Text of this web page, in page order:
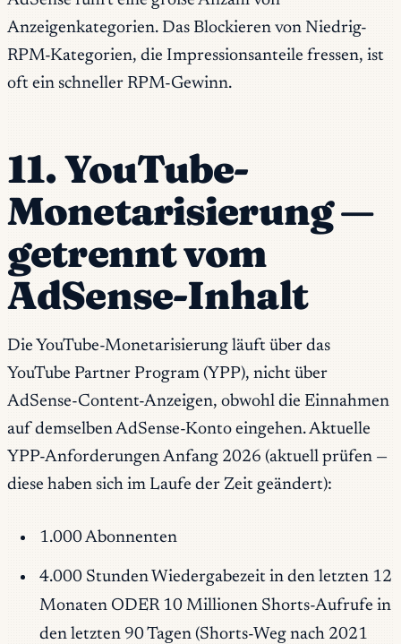
Anzeigenkategorien. Das Blockieren von Niedrig-
RPM-Kategorien, die Impressionsanteile fressen, ist
oft ein schneller RPM-Gewinn.
11. YouTube-
Monetarisierung —
getrennt vom
AdSense-Inhalt
Die YouTube-Monetarisierung läuft über das
YouTube Partner Program (YPP), nicht über
AdSense-Content-Anzeigen, obwohl die Einnahmen
auf demselben AdSense-Konto eingehen. Aktuelle
YPP-Anforderungen Anfang 2026 (aktuell prüfen —
diese haben sich im Laufe der Zeit geändert):
1.000 Abonnenten
4.000 Stunden Wiedergabezeit in den letzten 12
Monaten ODER 10 Millionen Shorts-Aufrufe in
den letzten 90 Tagen (Shorts-Weg nach 2021